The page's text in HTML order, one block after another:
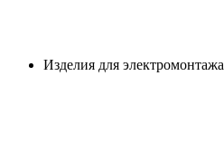
Изделия для электромонтажа